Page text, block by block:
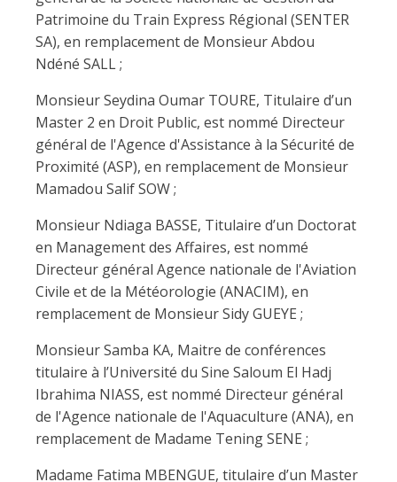
Patrimoine du Train Express Régional (SENTER
SA), en remplacement de Monsieur Abdou
Ndéné SALL ;
Monsieur Seydina Oumar TOURE, Titulaire d’un
Master 2 en Droit Public, est nommé Directeur
général de l'Agence d'Assistance à la Sécurité de
Proximité (ASP), en remplacement de Monsieur
Mamadou Salif SOW ;
Monsieur Ndiaga BASSE, Titulaire d’un Doctorat
en Management des Affaires, est nommé
Directeur général Agence nationale de l'Aviation
Civile et de la Météorologie (ANACIM), en
remplacement de Monsieur Sidy GUEYE ;
Monsieur Samba KA, Maitre de conférences
titulaire à l’Université du Sine Saloum El Hadj
Ibrahima NIASS, est nommé Directeur général
de l'Agence nationale de l'Aquaculture (ANA), en
remplacement de Madame Tening SENE ;
Madame Fatima MBENGUE, titulaire d’un Master